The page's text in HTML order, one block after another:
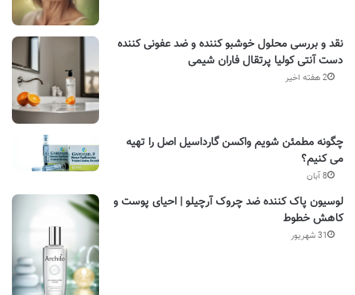
نقد و بررسی محلول خوشبو کننده و ضد عفونی کننده
دست آنتی کولیا پرتقال فاران شیمی
2 هفته اخیر
چگونه مطمئن شویم واکسن گارداسیل اصل را تهیه
می کنیم؟
8 آبان
لوسیون پاک کننده ضد چروک آرچیلو | احیای پوست و
کاهش خطوط
31 شهریور